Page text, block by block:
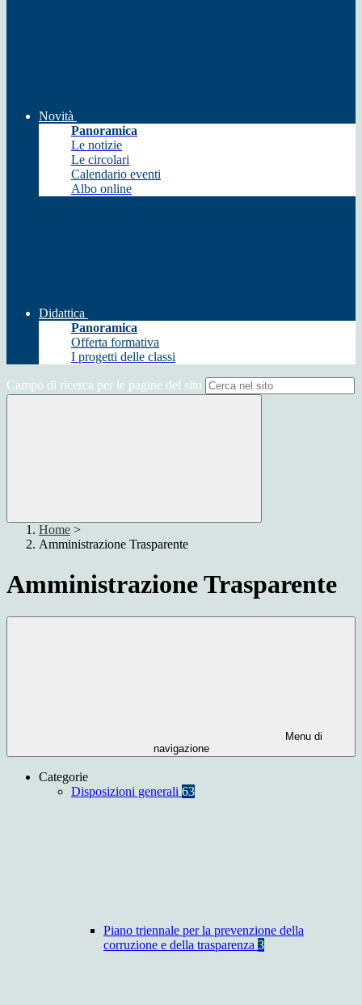
Novità
Panoramica
Le notizie
Le circolari
Calendario eventi
Albo online
Didattica
Panoramica
Offerta formativa
I progetti delle classi
Campo di ricerca per le pagine del sito
Home >
Amministrazione Trasparente
Amministrazione Trasparente
Menu di
navigazione
Categorie
Disposizioni generali 63
Piano triennale per la prevenzione della
corruzione e della trasparenza 3